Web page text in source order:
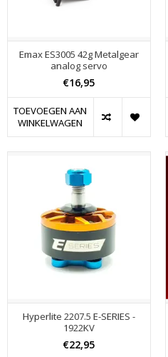
Emax ES3005 42g Metalgear
analog servo
€16,95
TOEVOEGEN AAN
WINKELWAGEN
Hyperlite 2207.5 E-SERIES -
1922KV
€22,95